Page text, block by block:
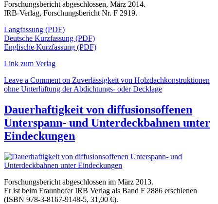
Forschungsbericht abgeschlossen, März 2014.
IRB-Verlag, Forschungsbericht Nr. F 2919.
Langfassung (PDF)
Deutsche Kurzfassung (PDF)
Englische Kurzfassung (PDF)
Link zum Verlag
Leave a Comment on Zuverlässigkeit von Holzdachkonstruktionen
ohne Unterlüftung der Abdichtungs- oder Decklage
Dauerhaftigkeit von diffusionsoffenen
Unterspann- und Unterdeckbahnen unter
Eindeckungen
Forschungsbericht abgeschlossen im März 2013.
Er ist beim Fraunhofer IRB Verlag als Band F 2886 erschienen
(ISBN 978-3-8167-9148-5, 31,00 €).